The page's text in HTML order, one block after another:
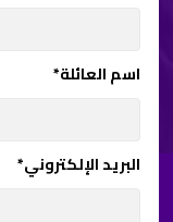
اسم العائلة*
البريد الإلكتروني*